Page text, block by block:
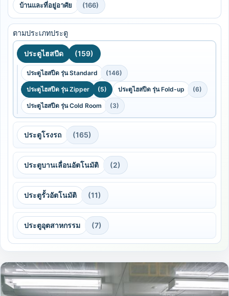
บ้านและที่อยู่อาศัย (166)
ตามประเภทประตู
ประตูไฮสปีด (159)
ประตูไฮสปีด รุ่น Standard (146)
ประตูไฮสปีด รุ่น Zipper (5) ประตูไฮสปีด รุ่น Fold-up (6)
ประตูไฮสปีด รุ่น Cold Room (3)
ประตูโรงรถ (165)
ประตูบานเลื่อนอัตโนมัติ (2)
ประตูรั้วอัตโนมัติ (11)
ประตูอุตสาหกรรม (7)